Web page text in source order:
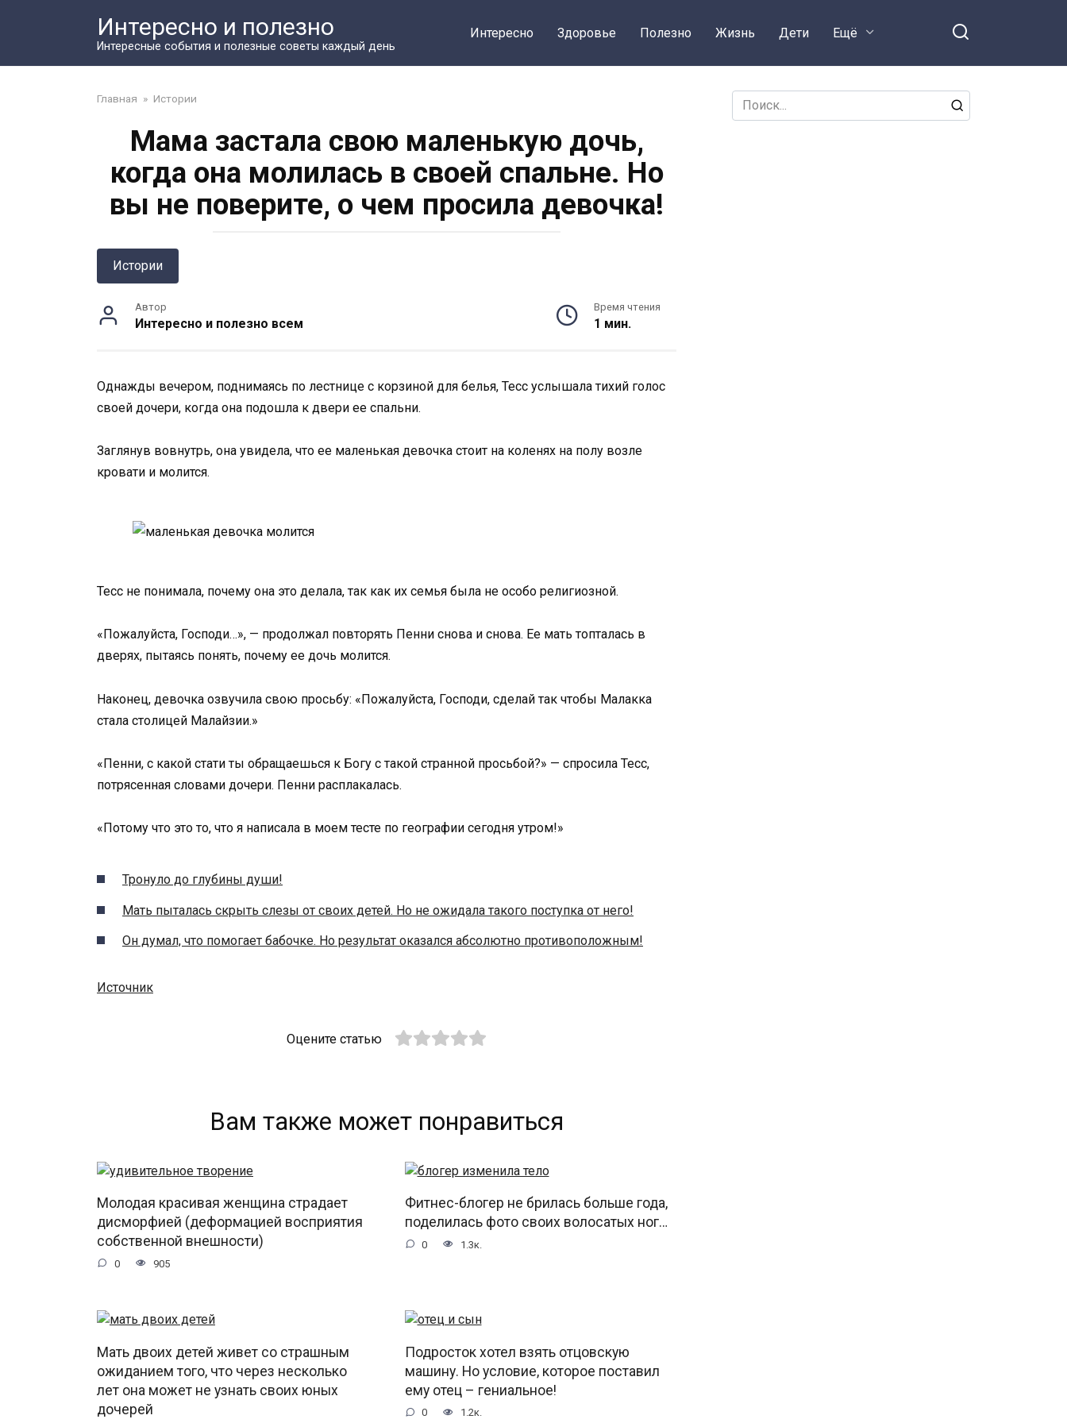
Интересно и полезно
Интересные события и полезные советы каждый день
Интересно Здоровье Полезно Жизнь Дети Ещё
Главная » Истории
Мама застала свою маленькую дочь,
когда она молилась в своей спальне. Но
вы не поверите, о чем просила девочка!
Истории
Автор
Интересно и полезно всем
Время чтения
1 мин.
Однажды вечером, поднимаясь по лестнице с корзиной для белья, Тесс услышала тихий голос
своей дочери, когда она подошла к двери ее спальни.
Заглянув вовнутрь, она увидела, что ее маленькая девочка стоит на коленях на полу возле
кровати и молится.
Тесс не понимала, почему она это делала, так как их семья была не особо религиозной.
«Пожалуйста, Господи…», — продолжал повторять Пенни снова и снова. Ее мать топталась в
дверях, пытаясь понять, почему ее дочь молится.
Наконец, девочка озвучила свою просьбу: «Пожалуйста, Господи, сделай так чтобы Малакка
стала столицей Малайзии.»
«Пенни, с какой стати ты обращаешься к Богу с такой странной просьбой?» — спросила Тесс,
потрясенная словами дочери. Пенни расплакалась.
«Потому что это то, что я написала в моем тесте по географии сегодня утром!»
Тронуло до глубины души!
Мать пыталась скрыть слезы от своих детей. Но не ожидала такого поступка от него!
Он думал, что помогает бабочке. Но результат оказался абсолютно противоположным!
Источник
Оцените статью
Вам также может понравиться
Молодая красивая женщина страдает
дисморфией (деформацией восприятия
собственной внешности)
0 905
Фитнес-блогер не брилась больше года,
поделилась фото своих волосатых ног…
0 1.3к.
Мать двоих детей живет со страшным
ожиданием того, что через несколько
лет она может не узнать своих юных
дочерей
Подросток хотел взять отцовскую
машину. Но условие, которое поставил
ему отец – гениальное!
0 1.2к.
Search
for: